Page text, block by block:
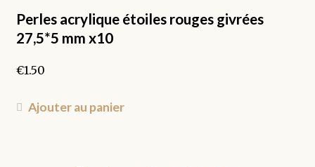
Perles acrylique étoiles rouges givrées
27,5*5 mm x10
€1.50
Ajouter au panier